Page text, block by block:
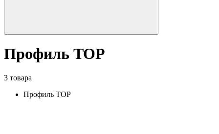
Профиль TOP
3 товара
Профиль TOP